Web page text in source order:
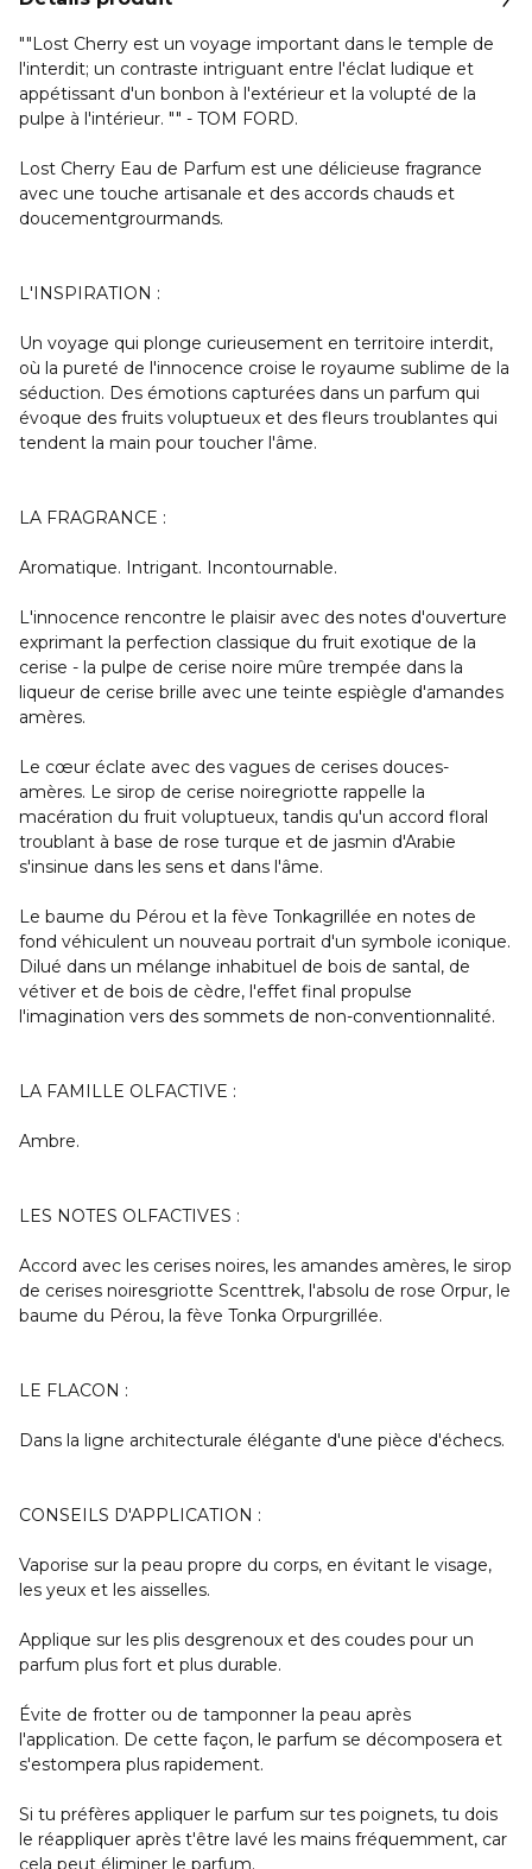
""Lost Cherry est un voyage important dans le temple de
l'interdit; un contraste intriguant entre l'éclat ludique et
appétissant d'un bonbon à l'extérieur et la volupté de la
pulpe à l'intérieur. "" - TOM FORD.
Lost Cherry Eau de Parfum est une délicieuse fragrance
avec une touche artisanale et des accords chauds et
doucementgrourmands.
L'INSPIRATION :
Un voyage qui plonge curieusement en territoire interdit,
où la pureté de l'innocence croise le royaume sublime de la
séduction. Des émotions capturées dans un parfum qui
évoque des fruits voluptueux et des fleurs troublantes qui
tendent la main pour toucher l'âme.
LA FRAGRANCE :
Aromatique. Intrigant. Incontournable.
L'innocence rencontre le plaisir avec des notes d'ouverture
exprimant la perfection classique du fruit exotique de la
cerise - la pulpe de cerise noire mûre trempée dans la
liqueur de cerise brille avec une teinte espiègle d'amandes
amères.
Le cœur éclate avec des vagues de cerises douces-
amères. Le sirop de cerise noiregriotte rappelle la
macération du fruit voluptueux, tandis qu'un accord floral
troublant à base de rose turque et de jasmin d'Arabie
s'insinue dans les sens et dans l'âme.
Le baume du Pérou et la fève Tonkagrillée en notes de
fond véhiculent un nouveau portrait d'un symbole iconique.
Dilué dans un mélange inhabituel de bois de santal, de
vétiver et de bois de cèdre, l'effet final propulse
l'imagination vers des sommets de non-conventionnalité.
LA FAMILLE OLFACTIVE :
Ambre.
LES NOTES OLFACTIVES :
Accord avec les cerises noires, les amandes amères, le sirop
de cerises noiresgriotte Scenttrek, l'absolu de rose Orpur, le
baume du Pérou, la fève Tonka Orpurgrillée.
LE FLACON :
Dans la ligne architecturale élégante d'une pièce d'échecs.
CONSEILS D'APPLICATION :
Vaporise sur la peau propre du corps, en évitant le visage,
les yeux et les aisselles.
Applique sur les plis desgrenoux et des coudes pour un
parfum plus fort et plus durable.
Évite de frotter ou de tamponner la peau après
l'application. De cette façon, le parfum se décomposera et
s'estompera plus rapidement.
Si tu préfères appliquer le parfum sur tes poignets, tu dois
le réappliquer après t'être lavé les mains fréquemment, car
cela peut éliminer le parfum.